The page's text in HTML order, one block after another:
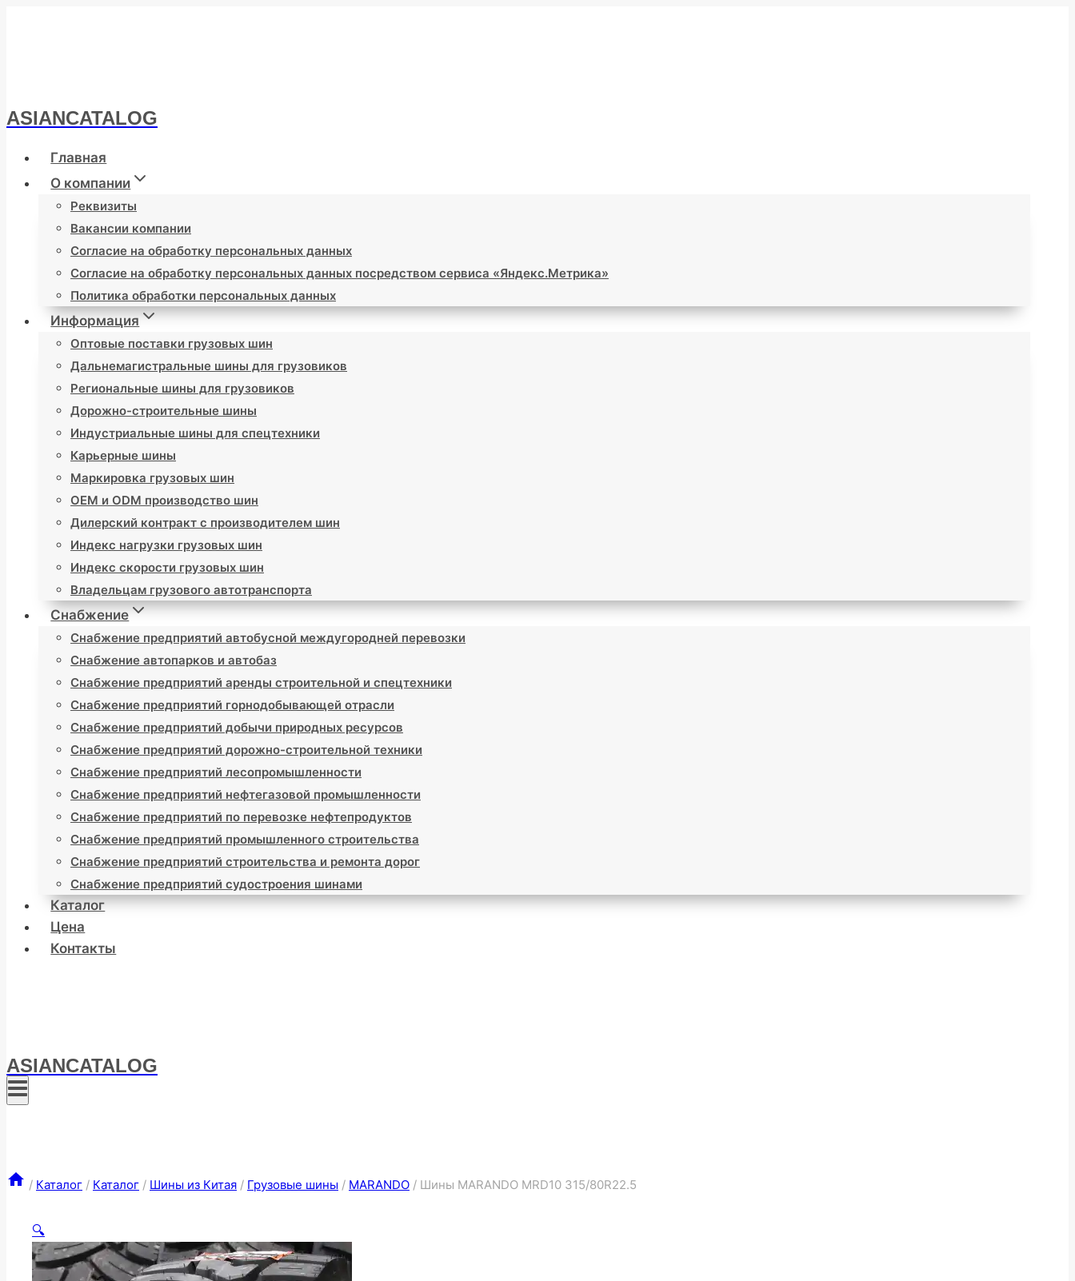
ASIANCATALOG
Главная
О компании
Реквизиты
Вакансии компании
Согласие на обработку персональных данных
Согласие на обработку персональных данных посредством сервиса «Яндекс.Метрика»
Политика обработки персональных данных
Информация
Оптовые поставки грузовых шин
Дальнемагистральные шины для грузовиков
Региональные шины для грузовиков
Дорожно-строительные шины
Индустриальные шины для спецтехники
Карьерные шины
Маркировка грузовых шин
OEM и ODM производство шин
Дилерский контракт с производителем шин
Индекс нагрузки грузовых шин
Индекс скорости грузовых шин
Владельцам грузового автотранспорта
Снабжение
Снабжение предприятий автобусной междугородней перевозки
Снабжение автопарков и автобаз
Снабжение предприятий аренды строительной и спецтехники
Снабжение предприятий горнодобывающей отрасли
Снабжение предприятий добычи природных ресурсов
Снабжение предприятий дорожно-строительной техники
Снабжение предприятий лесопромышленности
Снабжение предприятий нефтегазовой промышленности
Снабжение предприятий по перевозке нефтепродуктов
Снабжение предприятий промышленного строительства
Снабжение предприятий строительства и ремонта дорог
Снабжение предприятий судостроения шинами
Каталог
Цена
Контакты
ASIANCATALOG
/ Каталог / Каталог / Шины из Китая / Грузовые шины / MARANDO / Шины MARANDO MRD10 315/80R22.5
🔍